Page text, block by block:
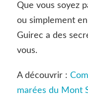
Que vous soyez
ou simplement
Guirec a des
vous.
A découvrir :
marées du Mont